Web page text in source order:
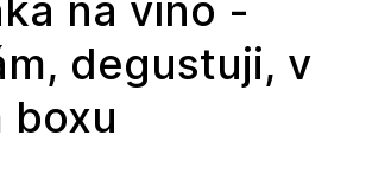
degustuji, v
boxu